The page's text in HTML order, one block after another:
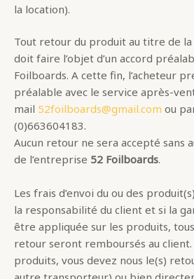
la location).
Tout retour du produit au titre de
doit faire l’objet d’un accord
Foilboards. A cette fin, l’acheteur
préalable avec le service après-
mail 52foilboards@gmail.com ou
(0)663604183.
Aucun retour ne sera accepté sans
de l’entreprise 52 Foilboards.
Les frais d’envoi du ou des
la responsabilité du client et si la
être appliquée sur les produits,
retour seront remboursés au
produits, vous devez nous le(s)